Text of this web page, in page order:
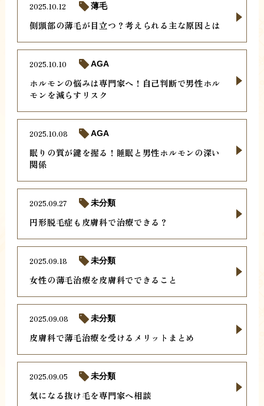
側頭部の薄毛が目立つ？考えられる主な原因とは
2025.10.12 薄毛
ホルモンの悩みは専門家へ！自己判断で男性ホル
モンを減らすリスク
2025.10.10 AGA
眠りの質が鍵を握る！睡眠と男性ホルモンの深い
関係
2025.10.08 AGA
円形脱毛症も皮膚科で治療できる？
2025.09.27 未分類
女性の薄毛治療を皮膚科でできること
2025.09.18 未分類
皮膚科で薄毛治療を受けるメリットまとめ
2025.09.08 未分類
気になる抜け毛を専門家へ相談
2025.09.05 未分類